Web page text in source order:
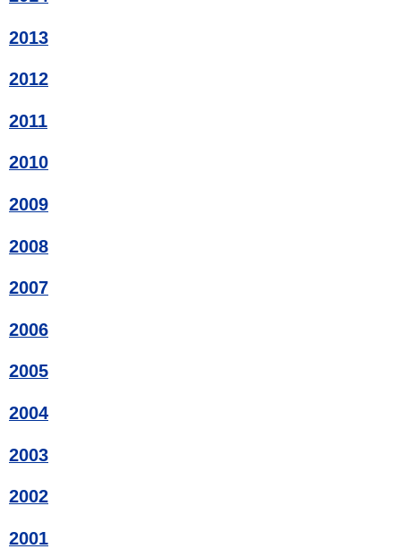
2013
2012
2011
2010
2009
2008
2007
2006
2005
2004
2003
2002
2001